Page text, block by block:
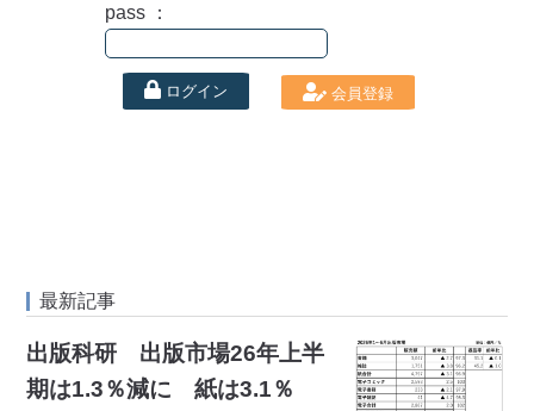
pass ：
ログイン 会員登録
最新記事
出版科研 出版市場26年上半
期は1.3％減に 紙は3.1％